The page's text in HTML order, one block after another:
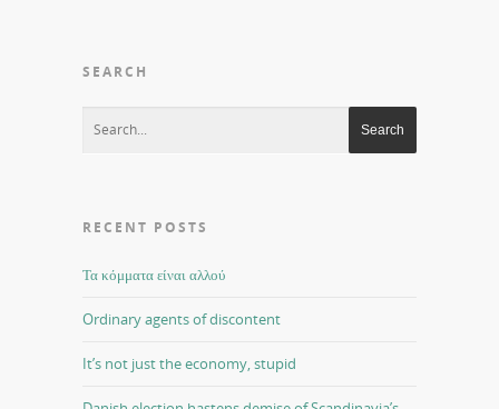
SEARCH
RECENT POSTS
Τα κόμματα είναι αλλού
Ordinary agents of discontent
It’s not just the economy, stupid